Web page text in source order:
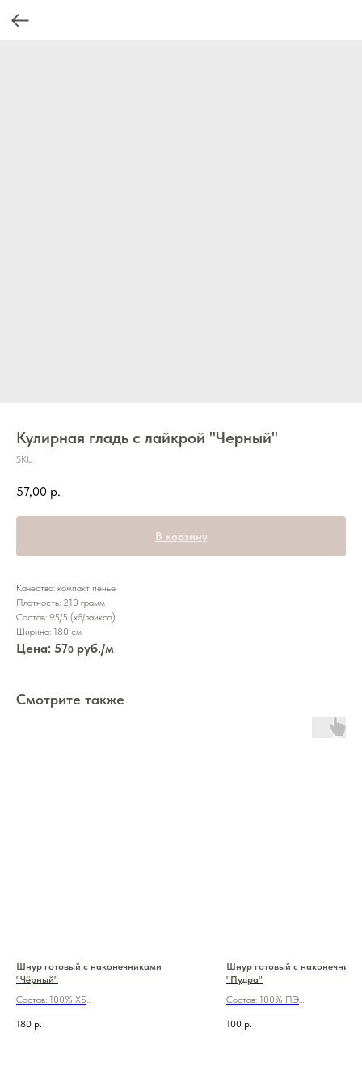
Кулирная гладь с лайкрой "Черный"
SKU:
57,00 р.
В корзину
Качество: компакт пенье
Плотность: 210 грамм
Состав: 95/5 (хб/лайкра)
Ширина: 180 см
Цена: 570 руб./м
Смотрите также
Шнур готовый с наконечниками
"Чёрный"
Состав: 100% ХБ
180 р.
Шнур готовый с
"Пудра"
Состав: 100% ПЭ
100 р.